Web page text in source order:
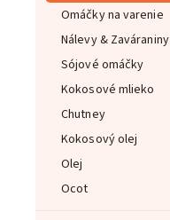
Omáčky na varenie
Nálevy & Zaváraniny
Sójové omáčky
Kokosové mlieko
Chutney
Kokosový olej
Olej
Ocot